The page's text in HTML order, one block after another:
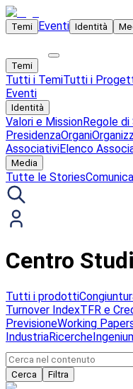
Temi Eventi Identità
Temi
Tutti i TemiTutti i
Eventi
Identità
Valori e MissionRegole
PresidenzaOrgani
AssociativiElenco
Media
Tutte le Stories
Centro
Tutti i prodotti
Turnover IndexTFR e
PrevisioneWorking
IndustriaRicerche
Cerca Filtra